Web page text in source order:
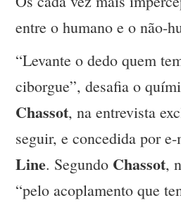
entre o humano e o não-
“Levante o dedo quem
ciborgue”, desafia o
Chassot, na entrevista
seguir, e concedida por
Line. Segundo Chassot,
“pelo acoplamento que